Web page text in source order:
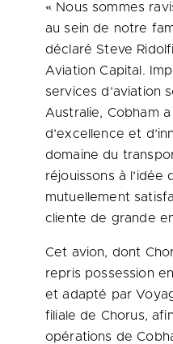
« Nous sommes
au sein de notre
déclaré Steve
Aviation Capital.
services d’aviation
Australie, Cobham
d’excellence et
domaine du
réjouissons à l’idée
mutuellement
cliente de grande
Cet avion, dont
repris possession
et adapté par
filiale de Chorus,
opérations de